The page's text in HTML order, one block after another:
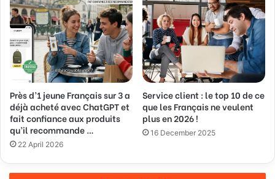
Près d’1 jeune Français sur 3 a
déjà acheté avec ChatGPT et
fait confiance aux produits
qu’il recommande …
22 April 2026
Service client : le top 10 de ce
que les Français ne veulent
plus en 2026 !
16 December 2025